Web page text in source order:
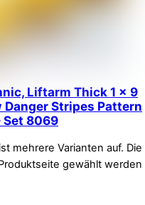
Liftarm Thick 1 x 9
Stripes Pattern
Set 8069
mehrere Varianten auf. Die
gewählt werden